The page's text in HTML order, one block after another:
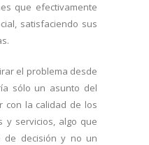
que efectivamente
satisfaciendo sus
el problema desde
sólo un asunto del
con la calidad de los
y servicios, algo que
de decisión y no un